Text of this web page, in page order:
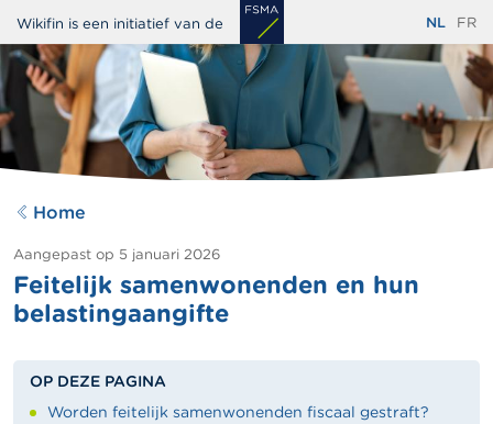
Overslaan
en
naar
de
inhoud
gaan
Wikifin is een initiatief van de NL FR
Home
Aangepast op 5 januari 2026
Feitelijk samenwonenden en hun
belastingaangifte
OP DEZE PAGINA
Worden feitelijk samenwonenden fiscaal gestraft?